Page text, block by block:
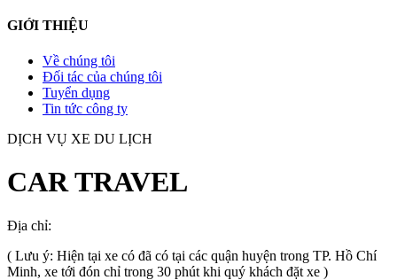
GIỚI THIỆU
Về chúng tôi
Đối tác của chúng tôi
Tuyển dụng
Tin tức công ty
DỊCH VỤ XE DU LỊCH
CAR TRAVEL
Địa chỉ:
( Lưu ý: Hiện tại xe có đã có tại các quận huyện trong TP. Hồ Chí
Minh, xe tới đón chỉ trong 30 phút khi quý khách đặt xe )